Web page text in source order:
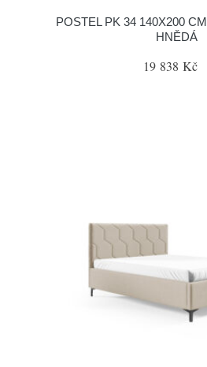
POSTEL PK 34 140X200
HNĚDÁ
19 838 Kč